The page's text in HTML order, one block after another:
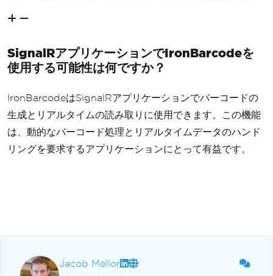
SignalRアプリケーションでIronBarcodeを
使用する可能性は何ですか？
IronBarcodeはSignalRアプリケーションでバーコードの
生成とリアルタイムの読み取りに使用できます。この機能
は、動的なバーコード処理とリアルタイムデータのハンド
リングを要求するアプリケーションにとって有益です。
Jacob Mellor